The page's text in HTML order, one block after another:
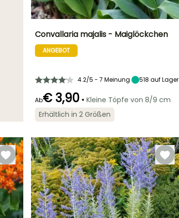
Höhe bei Reife
Schatten
Geeigneter
Februar für April,
September für
November
Convallaria majalis - Maiglöckchen
ANGEBOT
4.2/5 - 7 Meinung 518 auf Lager
Ab€ 3,90 • Kleine Töpfe von 8/9 cm
Erhältlich in 2 Größen